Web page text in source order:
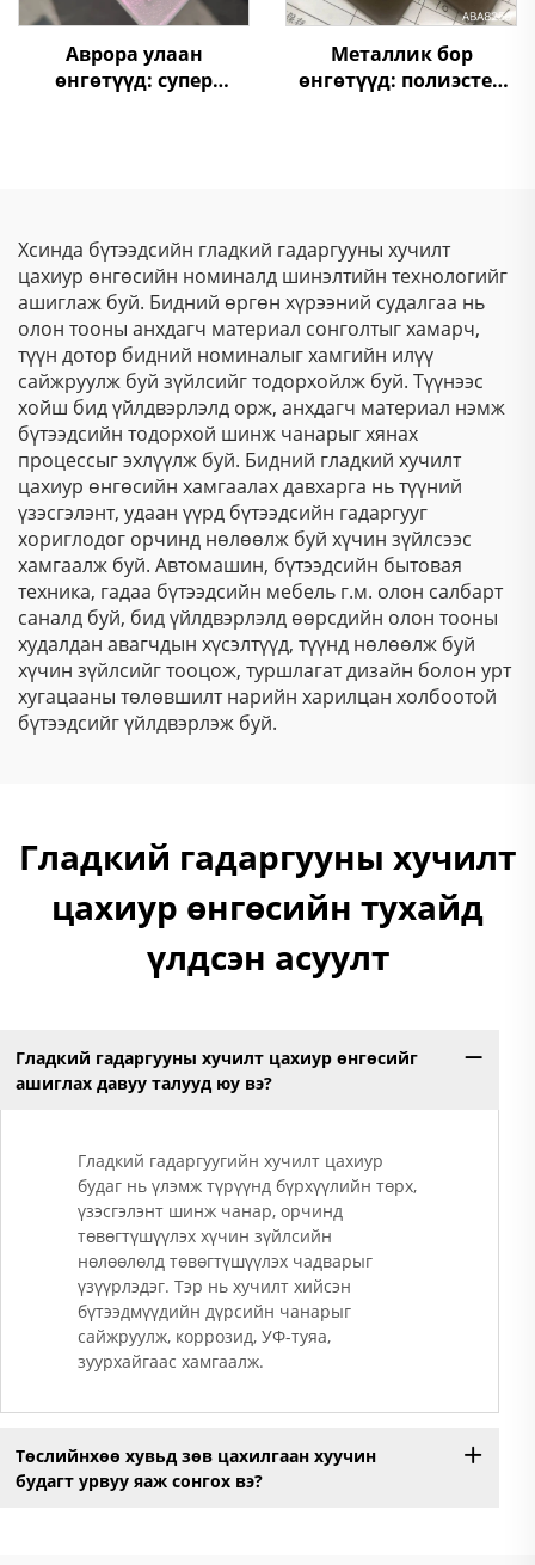
Аврора улаан
өнгөтүүд: супер
металлик бляск, лазер
тусгалын эффекттүүд
Металлик бор
өнгөтүүд: полиэстер
Хсинда бүтээдсийн гладкий гадаргууны хучилт
цахиур өнгөсийн номиналд шинэлтийн технологийг
ашиглаж буй. Бидний өргөн хүрээний судалгаа нь
олон тооны анхдагч материал сонголтыг хамарч,
түүн дотор бидний номиналыг хамгийн илүү
сайжруулж буй зүйлсийг тодорхойлж буй. Түүнээс
хойш бид үйлдвэрлэлд орж, анхдагч материал нэмж
бүтээдсийн тодорхой шинж чанарыг хянах
процессыг эхлүүлж буй. Бидний гладкий хучилт
цахиур өнгөсийн хамгаалах давхарга нь түүний
үзэсгэлэнт, удаан үүрд бүтээдсийн гадаргууг
хориглодог орчинд нөлөөлж буй хүчин зүйлсээс
хамгаалж буй. Автомашин, бүтээдсийн бытовая
техника, гадаа бүтээдсийн мебель г.м. олон салбарт
саналд буй, бид үйлдвэрлэлд өөрсдийн олон тооны
худалдан авагчдын хүсэлтүүд, түүнд нөлөөлж буй
хүчин зүйлсийг тооцож, туршлагат дизайн болон урт
хугацааны төлөвшилт нарийн харилцан холбоотой
бүтээдсийг үйлдвэрлэж буй.
Гладкий гадаргууны хучилт
цахиур өнгөсийн тухайд
үлдсэн асуулт
Гладкий гадаргууны хучилт цахиур өнгөсийг
ашиглах давуу талууд юу вэ?
Гладкий гадаргуугийн хучилт цахиур
будаг нь үлэмж түрүүнд бүрхүүлийн төрх,
үзэсгэлэнт шинж чанар, орчинд
төвөгтүшүүлэх хүчин зүйлсийн
нөлөөлөлд төвөгтүшүүлэх чадварыг
үзүүрлэдэг. Тэр нь хучилт хийсэн
бүтээдмүүдийн дүрсийн чанарыг
сайжруулж, коррозид, УФ-туяа,
зуурхайгаас хамгаалж.
Төслийнхөө хувьд зөв цахилгаан хуучин
будагт урвуу яаж сонгох вэ?